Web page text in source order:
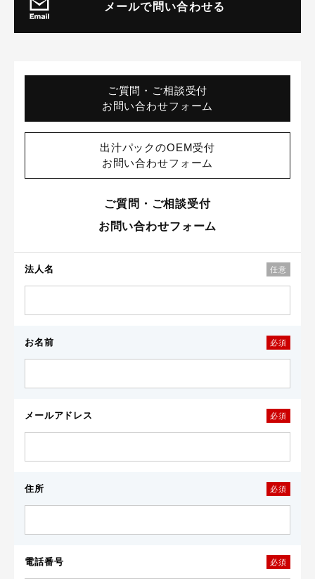
メールで問い合わせる
ご質問・ご相談受付
お問い合わせフォーム
出汁パックのOEM受付
お問い合わせフォーム
ご質問・ご相談受付
お問い合わせフォーム
法人名 任意
お名前 必須
メールアドレス 必須
住所 必須
電話番号 必須